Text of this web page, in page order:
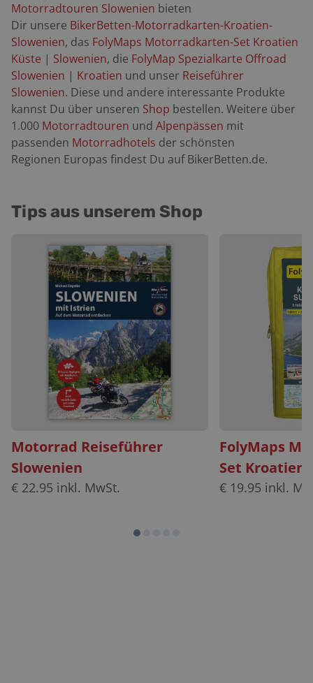
Motorradtouren Slowenien bieten
Dir unsere BikerBetten-Motorradkarten-Kroatien-
Slowenien, das FolyMaps Motorradkarten-Set Kroatien
Küste | Slowenien, die FolyMap Spezialkarte Offroad
Slowenien | Kroatien und unser Reiseführer
Slowenien. Diese und andere interessante Produkte
kannst Du über unseren Shop bestellen. Weitere über
1.000 Motorradtouren und Alpenpässen mit
passenden Motorradhotels der schönsten
Regionen Europas findest Du auf BikerBetten.de.
Tips aus unserem Shop
Motorrad Reiseführer
Slowenien
€ 22.95 inkl. MwSt.
FolyMaps
Set Kroatien
€ 19.95 inkl.